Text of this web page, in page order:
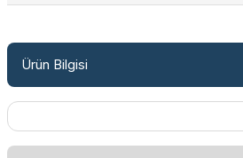
Ürün Bilgisi